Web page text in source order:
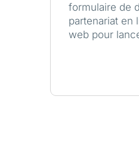
formulaire de
partenariat en
web pour